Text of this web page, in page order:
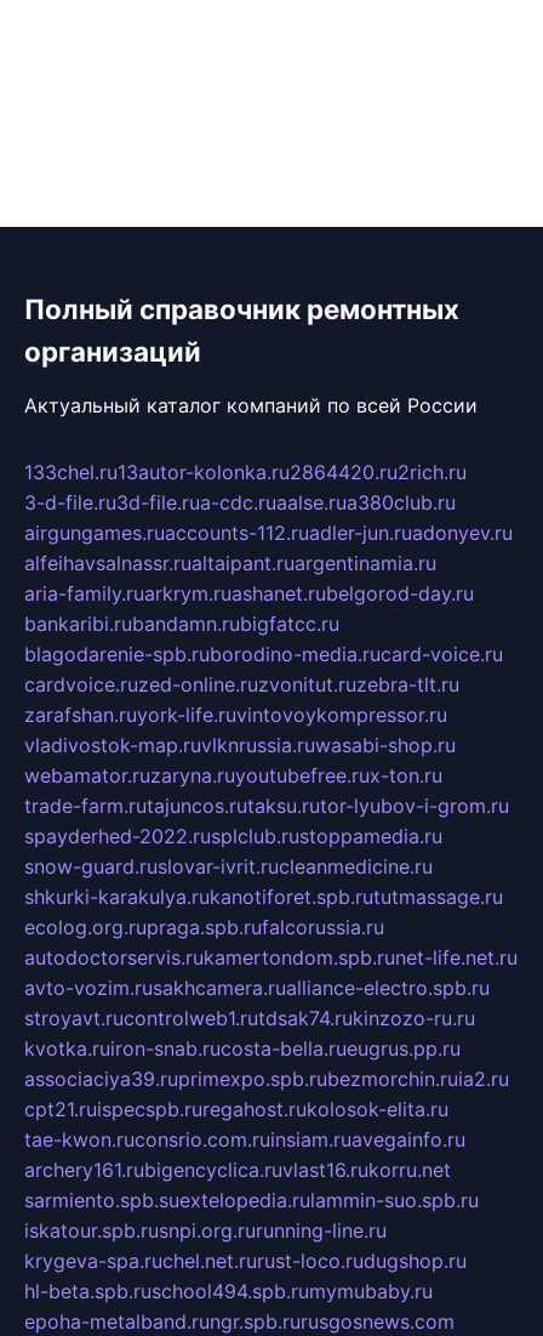
Полный справочник ремонтных
организаций
Актуальный каталог компаний по всей России
133chel.ru13autor-kolonka.ru2864420.ru2rich.ru
3-d-file.ru3d-file.rua-cdc.ruaalse.rua380club.ru
airgungames.ruaccounts-112.ruadler-jun.ruadonyev.ru
alfeihavsalnassr.rualtaipant.ruargentinamia.ru
aria-family.ruarkrym.ruashanet.rubelgorod-day.ru
bankaribi.rubandamn.rubigfatcc.ru
blagodarenie-spb.ruborodino-media.rucard-voice.ru
cardvoice.ruzed-online.ruzvonitut.ruzebra-tlt.ru
zarafshan.ruyork-life.ruvintovoykompressor.ru
vladivostok-map.ruvlknrussia.ruwasabi-shop.ru
webamator.ruzaryna.ruyoutubefree.rux-ton.ru
trade-farm.rutajuncos.rutaksu.rutor-lyubov-i-grom.ru
spayderhed-2022.rusplclub.rustoppamedia.ru
snow-guard.ruslovar-ivrit.rucleanmedicine.ru
shkurki-karakulya.rukanotiforet.spb.rututmassage.ru
ecolog.org.rupraga.spb.rufalcorussia.ru
autodoctorservis.rukamertondom.spb.runet-life.net.ru
avto-vozim.rusakhcamera.rualliance-electro.spb.ru
stroyavt.rucontrolweb1.rutdsak74.rukinzozo-ru.ru
kvotka.ruiron-snab.rucosta-bella.rueugrus.pp.ru
associaciya39.ruprimexpo.spb.rubezmorchin.ruia2.ru
cpt21.ruispecspb.ruregahost.rukolosok-elita.ru
tae-kwon.ruconsrio.com.ruinsiam.ruavegainfo.ru
archery161.rubigencyclica.ruvlast16.rukorru.net
sarmiento.spb.suextelopedia.rulammin-suo.spb.ru
iskatour.spb.rusnpi.org.rurunning-line.ru
krygeva-spa.ruchel.net.rurust-loco.rudugshop.ru
hl-beta.spb.ruschool494.spb.rumymubaby.ru
epoha-metalband.rungr.spb.rurusgosnews.com